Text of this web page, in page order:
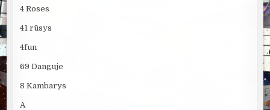
4 Roses
41 rūsys
4fun
69 Danguje
8 Kambarys
A